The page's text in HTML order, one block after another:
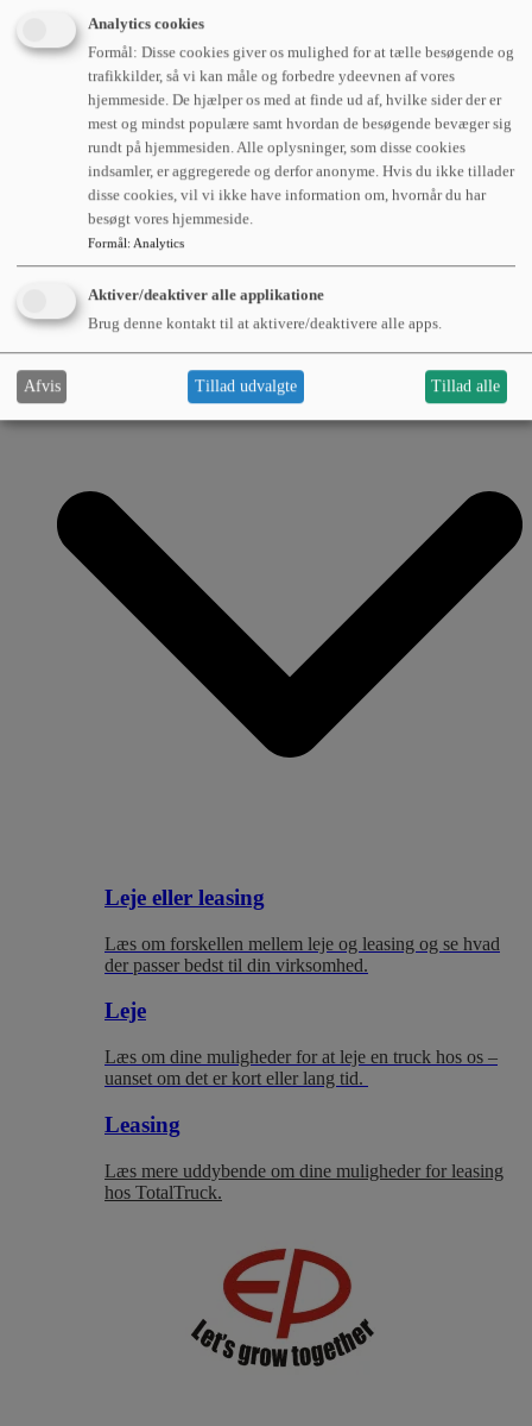
Leje/leasing
Leje eller leasing
Læs om forskellen mellem leje og leasing og se hvad
der passer bedst til din virksomhed.
Leje
Læs om dine muligheder for at leje en truck hos os –
uanset om det er kort eller lang tid.
Leasing
Læs mere uddybende om dine muligheder for leasing
hos TotalTruck.
Analytics cookies
Formål: Disse cookies giver os mulighed for at tælle besøgende og
trafikkilder, så vi kan måle og forbedre ydeevnen af vores
hjemmeside. De hjælper os med at finde ud af, hvilke sider der er
mest og mindst populære samt hvordan de besøgende bevæger sig
rundt på hjemmesiden. Alle oplysninger, som disse cookies
indsamler, er aggregerede og derfor anonyme. Hvis du ikke tillader
disse cookies, vil vi ikke have information om, hvornår du har
besøgt vores hjemmeside.
Formål: Analytics
Aktiver/deaktiver alle applikatione
Brug denne kontakt til at aktivere/deaktivere alle apps.
Afvis Tillad udvalgte Tillad alle